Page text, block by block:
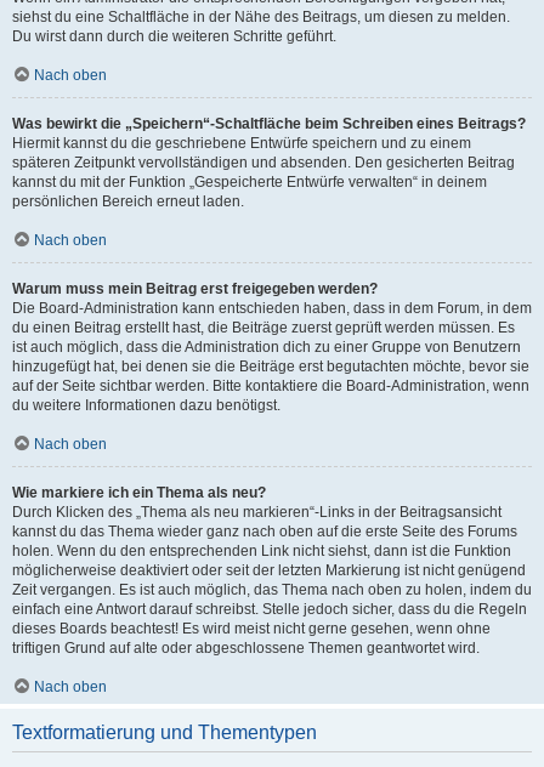
siehst du eine Schaltfläche in der Nähe des Beitrags, um diesen zu melden.
Du wirst dann durch die weiteren Schritte geführt.
Nach oben
Was bewirkt die „Speichern“-Schaltfläche beim Schreiben eines Beitrags?
Hiermit kannst du die geschriebene Entwürfe speichern und zu einem
späteren Zeitpunkt vervollständigen und absenden. Den gesicherten Beitrag
kannst du mit der Funktion „Gespeicherte Entwürfe verwalten“ in deinem
persönlichen Bereich erneut laden.
Nach oben
Warum muss mein Beitrag erst freigegeben werden?
Die Board-Administration kann entschieden haben, dass in dem Forum, in dem
du einen Beitrag erstellt hast, die Beiträge zuerst geprüft werden müssen. Es
ist auch möglich, dass die Administration dich zu einer Gruppe von Benutzern
hinzugefügt hat, bei denen sie die Beiträge erst begutachten möchte, bevor sie
auf der Seite sichtbar werden. Bitte kontaktiere die Board-Administration, wenn
du weitere Informationen dazu benötigst.
Nach oben
Wie markiere ich ein Thema als neu?
Durch Klicken des „Thema als neu markieren“-Links in der Beitragsansicht
kannst du das Thema wieder ganz nach oben auf die erste Seite des Forums
holen. Wenn du den entsprechenden Link nicht siehst, dann ist die Funktion
möglicherweise deaktiviert oder seit der letzten Markierung ist nicht genügend
Zeit vergangen. Es ist auch möglich, das Thema nach oben zu holen, indem du
einfach eine Antwort darauf schreibst. Stelle jedoch sicher, dass du die Regeln
dieses Boards beachtest! Es wird meist nicht gerne gesehen, wenn ohne
triftigen Grund auf alte oder abgeschlossene Themen geantwortet wird.
Nach oben
Textformatierung und Thementypen